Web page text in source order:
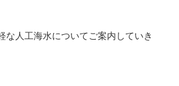
な人工海水についてご案内していき